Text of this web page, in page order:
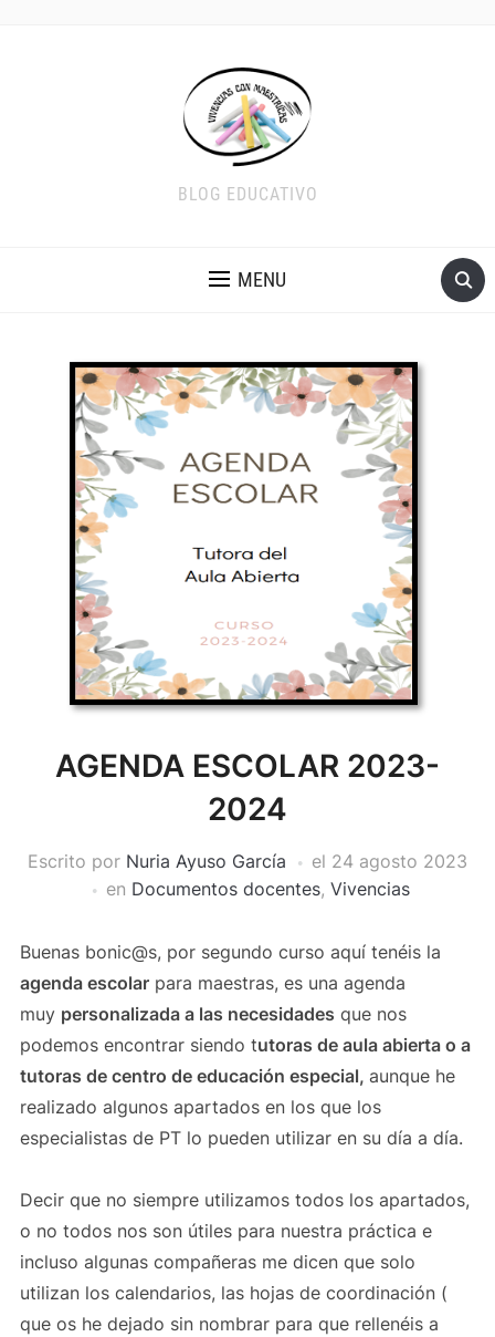
BLOG EDUCATIVO
MENU
AGENDA ESCOLAR 2023-
2024
Escrito por Nuria Ayuso García el 24 agosto 2023
en Documentos docentes, Vivencias
Buenas bonic@s, por segundo curso aquí tenéis la
agenda escolarpara maestras, es una agenda
muy personalizada a las necesidades que nos
podemos encontrar siendo tutoras de aula abierta o a
tutoras de centro de educación especial, aunque he
realizado algunos apartados en los que los
especialistas de PT lo pueden utilizar en su día a día.
Decir que no siempre utilizamos todos los apartados,
o no todos nos son útiles para nuestra práctica e
incluso algunas compañeras me dicen que solo
utilizan los calendarios, las hojas de coordinación (
que os he dejado sin nombrar para que rellenéis a